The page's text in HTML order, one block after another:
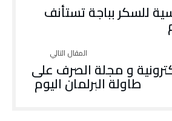
للسكر بباجة تستأنف
و مجلة الصرف على
طاولة البرلمان اليوم